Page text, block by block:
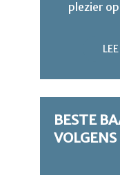
plezier
BESTE